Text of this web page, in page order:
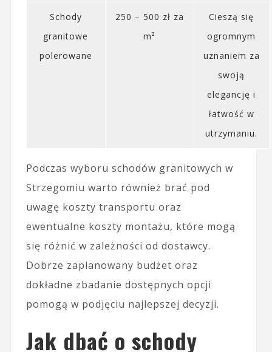
Schody
granitowe
polerowane
250 – 500 zł za
m²
Cieszą się
ogromnym
uznaniem za
swoją
elegancję i
łatwość w
utrzymaniu.
Podczas wyboru schodów granitowych w
Strzegomiu warto również brać pod
uwagę koszty transportu oraz
ewentualne koszty montażu, które mogą
się różnić w zależności od dostawcy.
Dobrze zaplanowany budżet oraz
dokładne zbadanie dostępnych opcji
pomogą w podjęciu najlepszej decyzji.
Jak dbać o schody